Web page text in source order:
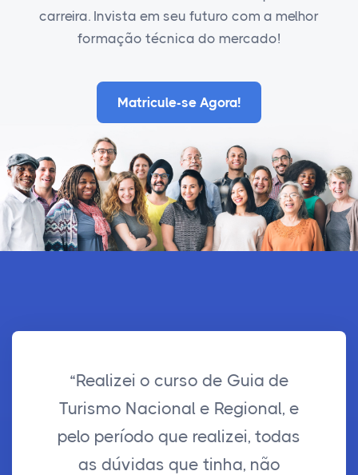
carreira. Invista em seu futuro com a melhor
formação técnica do mercado!
Matricule-se Agora!
“Realizei o curso de Guia de
Turismo Nacional e Regional, e
pelo período que realizei, todas
as dúvidas que tinha, não